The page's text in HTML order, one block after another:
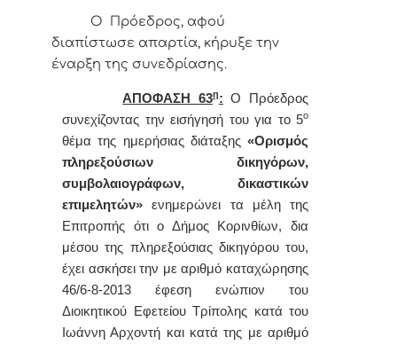
Ο Πρόεδρος, αφού
διαπίστωσε απαρτία, κήρυξε την
έναρξη της συνεδρίασης.
ΑΠΟΦΑΣΗ 63η: Ο
Πρόεδρος
συνεχίζοντας την εισήγησή του για το 5ο
θέμα της ημερήσιας διάταξης«Ορισμός
πληρεξούσιων δικηγόρων,
συμβολαιογράφων, δικαστικών
επιμελητών»ενημερώνει τα μέλη της
Επιτροπής ότι
ο Δήμος Κορινθίων, δια
μέσου της πληρεξούσιας δικηγόρου του,
έχει ασκήσει την με αριθμό καταχώρησης
46/6-8-2013 έφεση ενώπιον του
Διοικητικού Εφετείου Τρίπολης κατά του
Ιωάννη Αρχοντή και κατά της με αριθμό